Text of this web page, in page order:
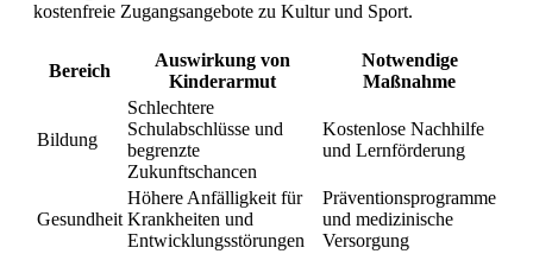
kostenfreie Zugangsangebote zu Kultur und Sport.
Bereich
Auswirkung von
Kinderarmut
Notwendige
Maßnahme
Bildung
Schlechtere
Schulabschlüsse und
begrenzte
Zukunftschancen
Kostenlose Nachhilfe
und Lernförderung
Gesundheit
Höhere Anfälligkeit für
Krankheiten und
Entwicklungsstörungen
Präventionsprogramme
und medizinische
Versorgung